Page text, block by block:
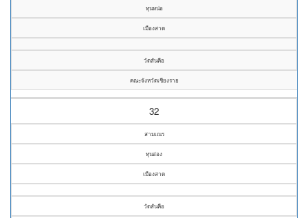
ทุนหน่อ
เมืองสาด
วัดสันคือ
คณะจังหวัดเชียงราย
32
สามเณร
ทุนอ่อง
เมืองสาด
วัดสันคือ